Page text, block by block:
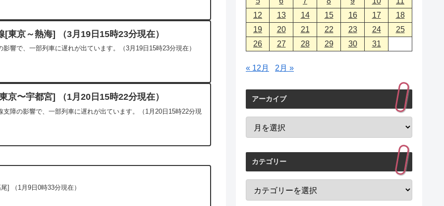
[東京～熱海] （3月19日15時23分現在）
響で、一部列車に遅れが出ています。（3月19日15時23分現在）
京〜宇都宮] （1月20日15時22分現在）
障の影響で、一部列車に遅れが出ています。（1月20日15時22分現
] （1月9日0時33分現在）
12
13 14 15 16 17
18
19
20 21 22 23 24
25
26
27 28 29 30 31
« 12月 2月 »
アーカイブ
カテゴリー